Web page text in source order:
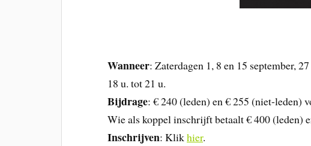
Wanneer: Zaterdagen 1, 8 en 15 september,
18 u. tot 21 u.
Bijdrage: € 240 (leden) en € 255 (niet-leden)
Wie als koppel inschrijft betaalt € 400 (leden)
Inschrijven: Klikhier.